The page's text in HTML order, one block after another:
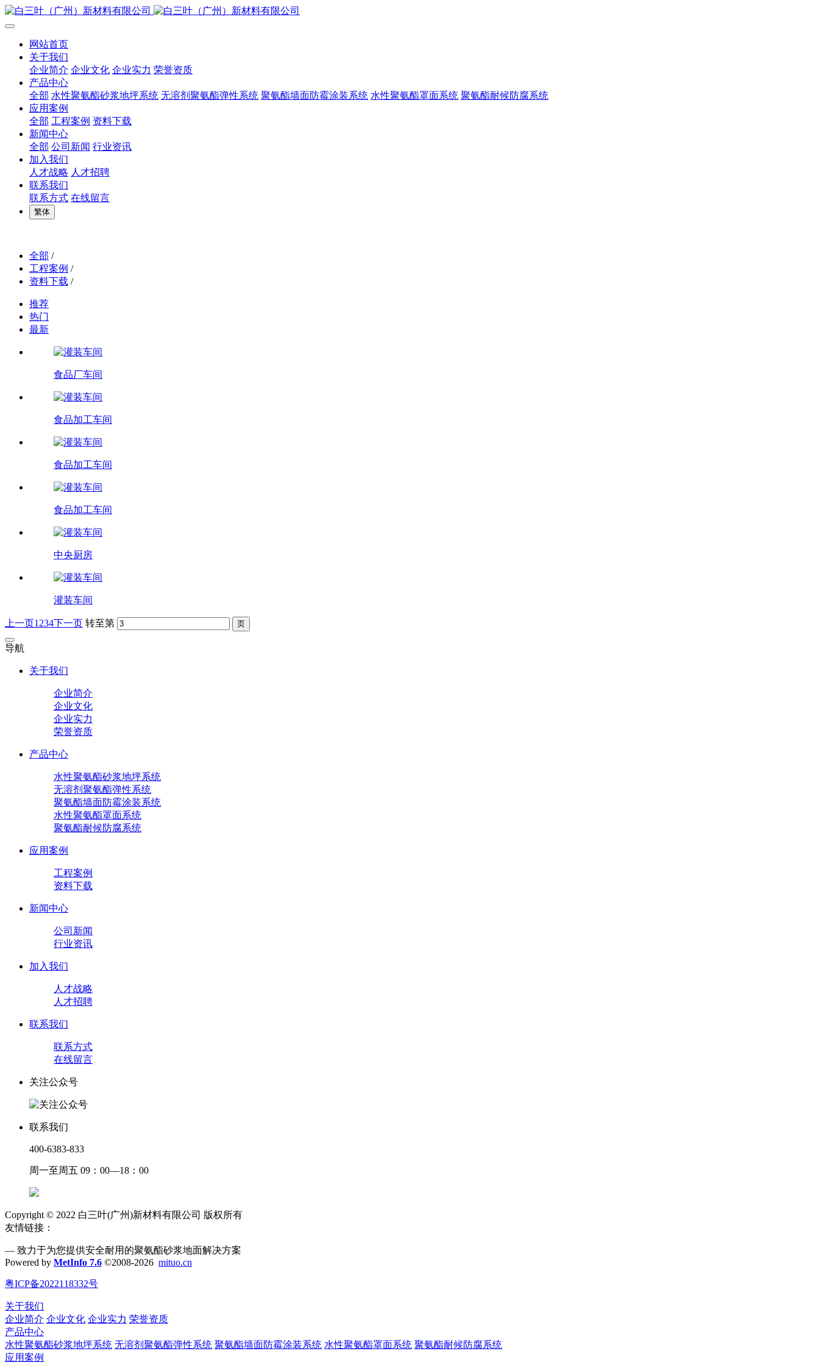
网站首页
关于我们
企业简介 企业文化 企业实力 荣誉资质
产品中心
全部 水性聚氨酯砂浆地坪系统 无溶剂聚氨酯弹性系统 聚氨酯墙面防霉涂装系统 水性聚氨酯罩面系统 聚氨酯耐候防腐系统
应用案例
全部 工程案例 资料下载
新闻中心
全部 公司新闻 行业资讯
加入我们
人才战略 人才招聘
联系我们
联系方式 在线留言
繁体
全部 /
工程案例 /
资料下载 /
推荐
热门
最新
食品厂车间
食品加工车间
食品加工车间
食品加工车间
中央厨房
灌装车间
上一页1 234下一页 转至第
导航
关于我们
企业简介
企业文化
企业实力
荣誉资质
产品中心
水性聚氨酯砂浆地坪系统
无溶剂聚氨酯弹性系统
聚氨酯墙面防霉涂装系统
水性聚氨酯罩面系统
聚氨酯耐候防腐系统
应用案例
工程案例
资料下载
新闻中心
公司新闻
行业资讯
加入我们
人才战略
人才招聘
联系我们
联系方式
在线留言
关注公众号
联系我们
400-6383-833
周一至周五 09：00—18：00
Copyright © 2022 白三叶(广州)新材料有限公司 版权所有
友情链接：
— 致力于为您提供安全耐用的聚氨酯砂浆地面解决方案
Powered by MetInfo 7.6 ©2008-2026 mituo.cn
粤ICP备2022118332号
关于我们
企业简介 企业文化 企业实力 荣誉资质
产品中心
水性聚氨酯砂浆地坪系统 无溶剂聚氨酯弹性系统 聚氨酯墙面防霉涂装系统 水性聚氨酯罩面系统 聚氨酯耐候防腐系统
应用案例